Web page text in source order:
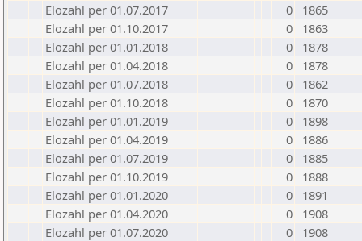
Elozahl per 01.07.2017
0
1865
Elozahl per 01.10.2017
0
1863
Elozahl per 01.01.2018
0
1878
Elozahl per 01.04.2018
0
1878
Elozahl per 01.07.2018
0
1862
Elozahl per 01.10.2018
0
1870
Elozahl per 01.01.2019
0
1898
Elozahl per 01.04.2019
0
1886
Elozahl per 01.07.2019
0
1885
Elozahl per 01.10.2019
0
1888
Elozahl per 01.01.2020
0
1891
Elozahl per 01.04.2020
0
1908
Elozahl per 01.07.2020
0
1908